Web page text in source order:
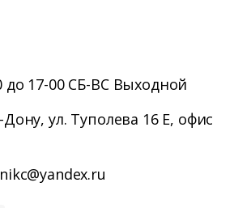
до 17-00 СБ-ВС Выходной
Дону, ул. Туполева 16 Е, офис